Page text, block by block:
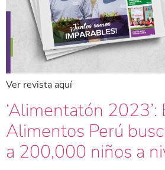
Ver revista aquí
‘Alimentatón 2023’:
Alimentos Perú
a 200,000 niños a